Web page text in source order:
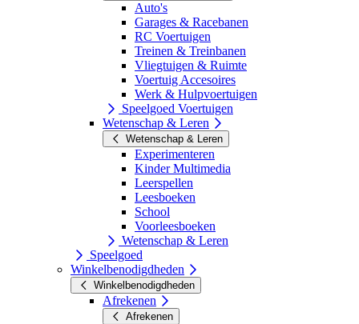
Auto's
Garages & Racebanen
RC Voertuigen
Treinen & Treinbanen
Vliegtuigen & Ruimte
Voertuig Accesoires
Werk & Hulpvoertuigen
Speelgoed Voertuigen
Wetenschap & Leren
Wetenschap & Leren
Experimenteren
Kinder Multimedia
Leerspellen
Leesboeken
School
Voorleesboeken
Wetenschap & Leren
Speelgoed
Winkelbenodigdheden
Winkelbenodigdheden
Afrekenen
Afrekenen